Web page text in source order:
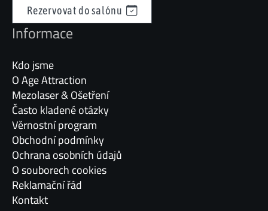
Rezervovat do salónu
Informace
Kdo jsme
O Age Attraction
Mezolaser & Ošetření
Často kladené otázky
Věrnostní program
Obchodní podmínky
Ochrana osobních údajů
O souborech cookies
Reklamační řád
Kontakt